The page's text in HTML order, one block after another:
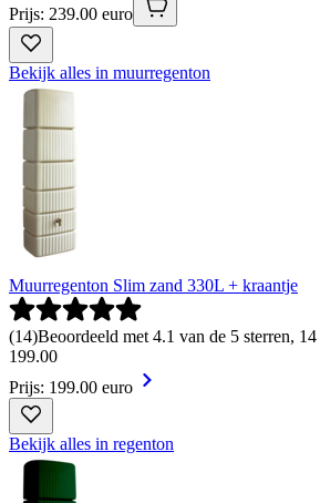
Prijs: 239.00 euro
Bekijk alles in muurregenton
Muurregenton Slim zand 330L + kraantje
(14)Beoordeeld met 4.1 van de 5 sterren,
199.00
Prijs: 199.00 euro
Bekijk alles in regenton